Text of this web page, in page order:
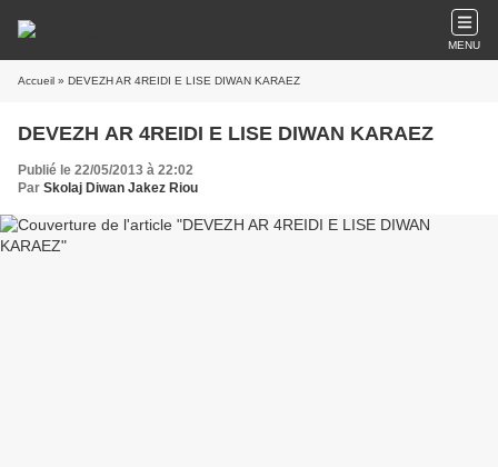
MENU
Accueil » DEVEZH AR 4REIDI E LISE DIWAN KARAEZ
DEVEZH AR 4REIDI E LISE DIWAN KARAEZ
Publié le 22/05/2013 à 22:02
Par Skolaj Diwan Jakez Riou